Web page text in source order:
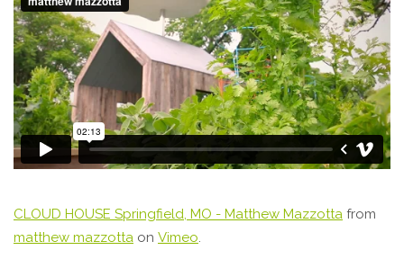
CLOUD HOUSE Springfield, MO - Matthew Mazzotta from
matthew mazzotta on Vimeo.